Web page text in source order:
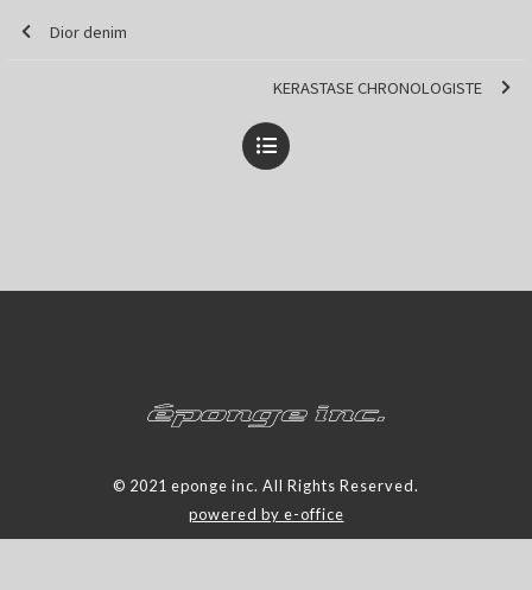
Dior denim
KERASTASE CHRONOLOGISTE
© 2021 eponge inc. All Rights Reserved.
powered by e-office